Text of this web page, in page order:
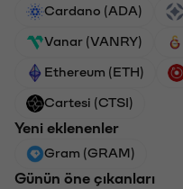
Cardano (ADA)
Vanar (VANRY)
Ethereum (ETH)
Cartesi (CTSI)
Yeni eklenenler
Gram (GRAM)
Günün öne çıkanları